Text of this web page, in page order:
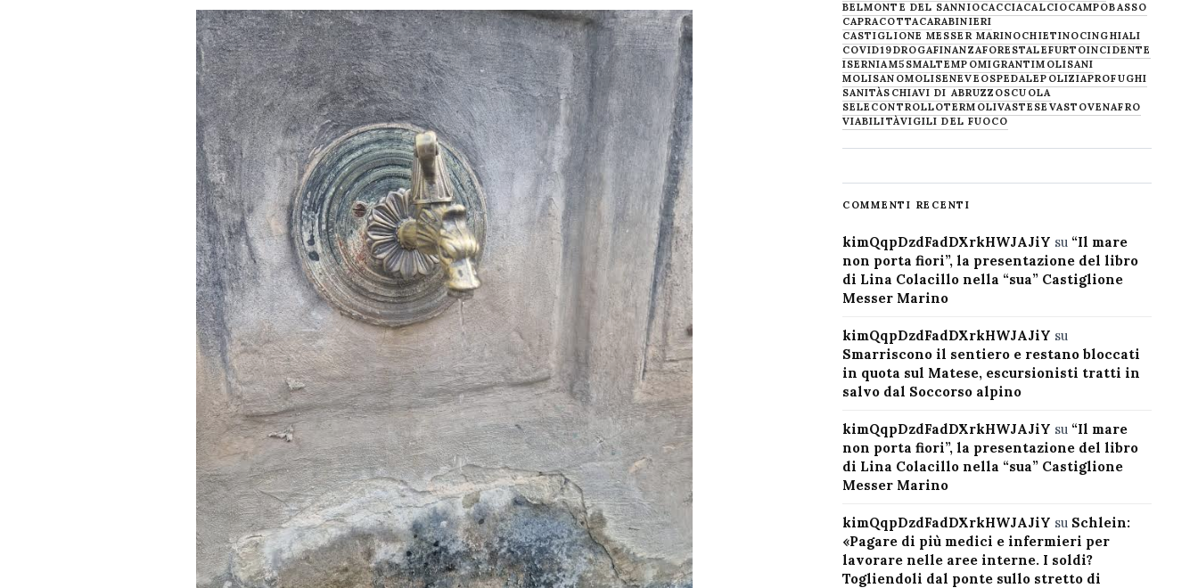
BELMONTE DEL SANNIOCACCIACALCIOCAMPOBASSO
CAPRACOTTACARABINIERI
CASTIGLIONE MESSER MARINOCHIETINOCINGHIALI
COVID19DROGAFINANZAFORESTALEFURTOINCIDENTE
ISERNIAM5SMALTEMPOMIGRANTIMOLISANI
MOLISANOMOLISENEVE OSPEDALEPOLIZIAPROFUGHI
SANITÀSCHIAVI DI ABRUZZOSCUOLA
SELECONTROLLOTERMOLIVASTESE VASTOVENAFRO
VIABILITÀVIGILI DEL FUOCO
COMMENTI RECENTI
kimQqpDzdFadDXrkHWJAJiY su “Il mare
non porta fiori”, la presentazione del libro
di Lina Colacillo nella “sua” Castiglione
Messer Marino
kimQqpDzdFadDXrkHWJAJiY su
Smarriscono il sentiero e restano bloccati
in quota sul Matese, escursionisti tratti in
salvo dal Soccorso alpino
kimQqpDzdFadDXrkHWJAJiY su “Il mare
non porta fiori”, la presentazione del libro
di Lina Colacillo nella “sua” Castiglione
Messer Marino
kimQqpDzdFadDXrkHWJAJiY su Schlein:
«Pagare di più medici e infermieri per
lavorare nelle aree interne. I soldi?
Togliendoli dal ponte sullo stretto di